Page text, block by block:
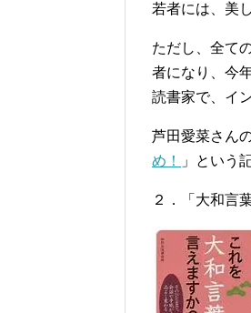
若者には、美
ただし、全て
者になり、今
読書家で、イ
芦田愛菜さん
め！
」という
２．「大和言